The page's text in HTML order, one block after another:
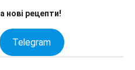
нові рецепти!
Telegram